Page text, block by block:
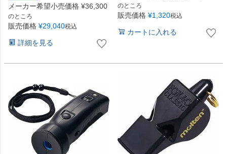
メーカー希望小売価格 ¥36,300
のところ
販売価格 ¥29,040税込
詳細を見る
のところ
販売価格 ¥1,320税込
カートに入れる